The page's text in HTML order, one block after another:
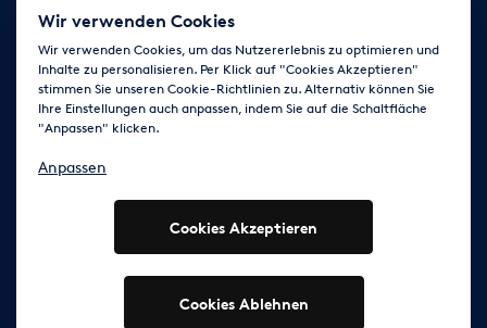
Jobs Kontakt News
AGB
Impressum Cookie-Einstellungen ändern
Folge uns auf
© 2003 - 2026 Erento Campanda GmbH - Alle Rechte
vorbehalten
Ausgewiesene Marken gehören den jeweiligen Eigentümern.
Wir verwenden Cookies
Wir verwenden Cookies, um das Nutzererlebnis zu optimieren und
Inhalte zu personalisieren. Per Klick auf "Cookies Akzeptieren"
stimmen Sie unseren Cookie-Richtlinien zu. Alternativ können Sie
Ihre Einstellungen auch anpassen, indem Sie auf die Schaltfläche
"Anpassen" klicken.
Anpassen
Cookies Akzeptieren
Cookies Ablehnen